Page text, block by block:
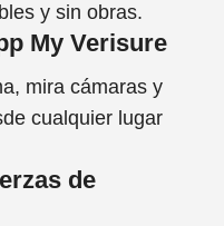
y sin obras.
My Verisure
mira cámaras y
cualquier lugar
de